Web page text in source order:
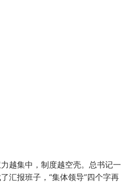
越集中，制度越空壳。总书记一
汇报班子，“集体领导”四个字再